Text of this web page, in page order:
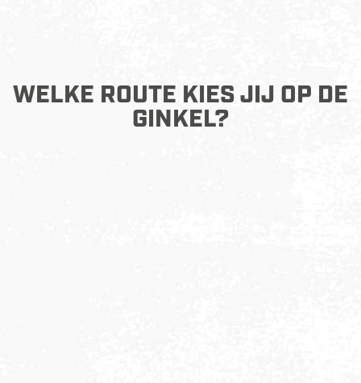
WELKE ROUTE KIES JIJ OP DE
GINKEL?